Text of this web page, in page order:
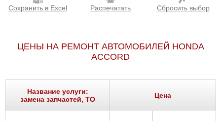
Оренбург
Петрозаводск
Ростов-на-Дону
Самара
Сохранить в Excel Распечатать Сбросить выбор
ЦЕНЫ НА РЕМОНТ АВТОМОБИЛЕЙ HONDA
ACCORD
Название услуги:
замена запчастей, ТО
Цена